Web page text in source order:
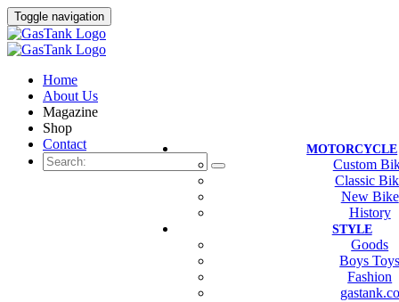
Toggle navigation
Home
About Us
Magazine
Shop
Contact
MOTORCYCLE
Custom
Classic
New Bike
History
STYLE
Goods
Boys
Fashion
gastank.co